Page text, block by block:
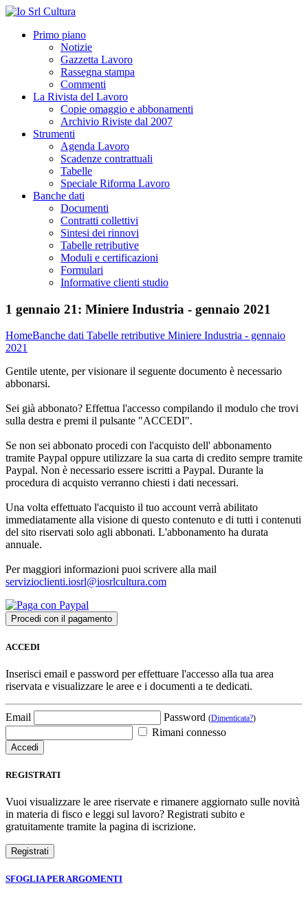
Primo piano
Notizie
Gazzetta Lavoro
Rassegna stampa
Commenti
La Rivista del Lavoro
Copie omaggio e abbonamenti
Archivio Riviste dal 2007
Strumenti
Agenda Lavoro
Scadenze contrattuali
Tabelle
Speciale Riforma Lavoro
Banche dati
Documenti
Contratti collettivi
Sintesi dei rinnovi
Tabelle retributive
Moduli e certificazioni
Formulari
Informative clienti studio
1 gennaio 21: Miniere Industria - gennaio 2021
HomeBanche dati Tabelle retributive Miniere Industria - gennaio
2021
Gentile utente, per visionare il seguente documento è necessario
abbonarsi.
Sei già abbonato? Effettua l'accesso compilando il modulo che trovi
sulla destra e premi il pulsante "ACCEDI".
Se non sei abbonato procedi con l'acquisto dell' abbonamento
tramite Paypal oppure utilizzare la sua carta di credito sempre tramite
Paypal. Non è necessario essere iscritti a Paypal. Durante la
procedura di acquisto verranno chiesti i dati necessari.
Una volta effettuato l'acquisto il tuo account verrà abilitato
immediatamente alla visione di questo contenuto e di tutti i contenuti
del sito riservati solo agli abbonati. L'abbonamento ha durata
annuale.
Per maggiori informazioni puoi scrivere alla mail
servizioclienti.iosrl@iosrlcultura.com
ACCEDI
Inserisci email e password per effettuare l'accesso alla tua area
riservata e visualizzare le aree e i documenti a te dedicati.
Email Password (Dimenticata?)
Rimani connesso
REGISTRATI
Vuoi visualizzare le aree riservate e rimanere aggiornato sulle novità
in materia di fisco e leggi sul lavoro? Registrati subito e
gratuitamente tramite la pagina di iscrizione.
SFOGLIA PER ARGOMENTI